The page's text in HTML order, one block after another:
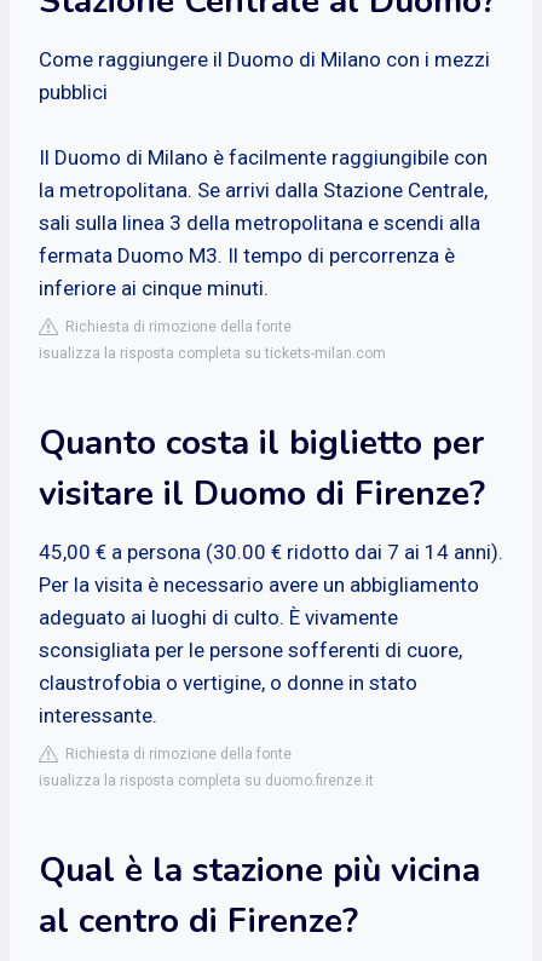
Come raggiungere il Duomo di Milano con i mezzi
pubblici
Il Duomo di Milano è facilmente raggiungibile con
la metropolitana. Se arrivi dalla Stazione Centrale,
sali sulla linea 3 della metropolitana e scendi alla
fermata Duomo M3. Il tempo di percorrenza è
inferiore ai cinque minuti.
Richiesta di rimozione della fonte
isualizza la risposta completa su tickets-milan.com
Quanto costa il biglietto per
visitare il Duomo di Firenze?
45,00 € a persona (30.00 € ridotto dai 7 ai 14 anni).
Per la visita è necessario avere un abbigliamento
adeguato ai luoghi di culto. È vivamente
sconsigliata per le persone sofferenti di cuore,
claustrofobia o vertigine, o donne in stato
interessante.
Richiesta di rimozione della fonte
isualizza la risposta completa su duomo.firenze.it
Qual è la stazione più vicina
al centro di Firenze?